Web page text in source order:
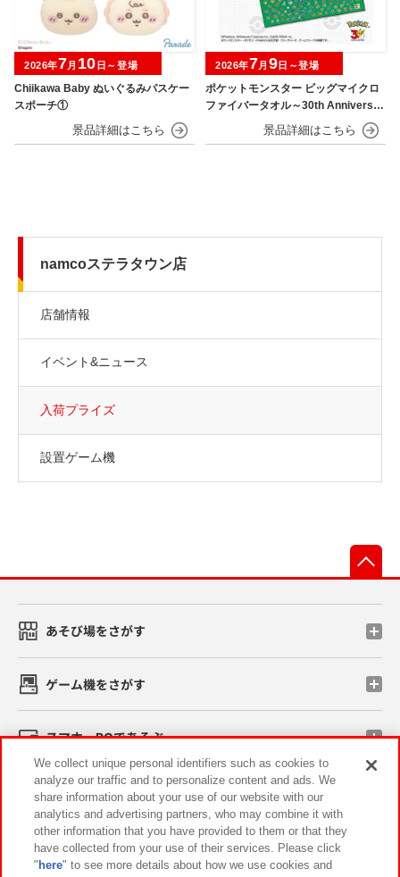
Chiikawa Baby ぬいぐるみパスケー
スポーチ①
2026年7月 10 日～登場
ポケットモンスター ビッグマイクロ
ファイバータオル～30th Anniversar
2026年7月 9日～登場
namcoステラタウン店
店舗情報
イベント&ニュース
入荷プライズ
設置ゲーム機
あそび場をさがす
ゲーム機をさがす
スマホ・PCであそぶ
イベント・キャンペーン
We collect unique personal identifiers such as cookies to
analyze our traffic and to personalize content and ads. We
share information about your use of our website with our
analytics and advertising partners, who may combine it with
other information that you have provided to them or that they
have collected from your use of their services. Please click
" here" to see more details about how we use cookies and